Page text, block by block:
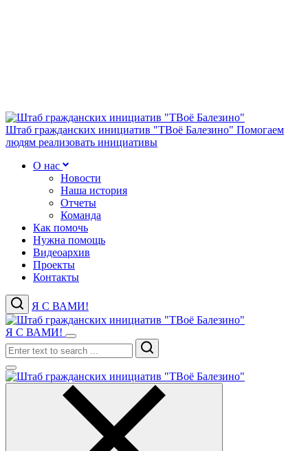
Штаб гражданских инициатив "ТВоё Балезино" Помогаем
людям реализовать инициативы
О нас
Новости
Наша история
Отчеты
Команда
Как помочь
Нужна помощь
Видеоархив
Проекты
Контакты
Я С ВАМИ!
Я С ВАМИ!
Search